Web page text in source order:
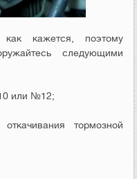
кажется, поэтому
следующими
или №12;
тормозной